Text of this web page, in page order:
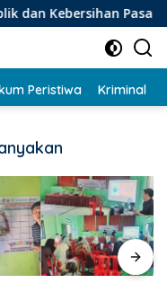
Pasar Digelar
Peristiwa Kriminal